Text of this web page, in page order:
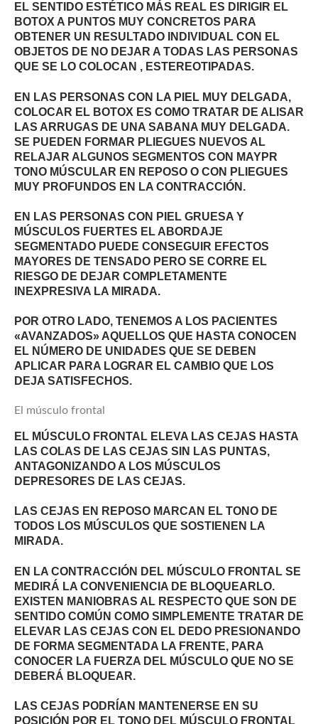
EL SENTIDO ESTÉTICO MÁS REAL ES DIRIGIR EL
BOTOX A PUNTOS MUY CONCRETOS PARA
OBTENER UN RESULTADO INDIVIDUAL CON EL
OBJETOS DE NO DEJAR A TODAS LAS PERSONAS
QUE SE LO COLOCAN , ESTEREOTIPADAS.
EN LAS PERSONAS CON LA PIEL MUY DELGADA,
COLOCAR EL BOTOX ES COMO TRATAR DE ALISAR
LAS ARRUGAS DE UNA SABANA MUY DELGADA.
SE PUEDEN FORMAR PLIEGUES NUEVOS AL
RELAJAR ALGUNOS SEGMENTOS CON MAYPR
TONO MÚSCULAR EN REPOSO O CON PLIEGUES
MUY PROFUNDOS EN LA CONTRACCIÓN.
EN LAS PERSONAS CON PIEL GRUESA Y
MÚSCULOS FUERTES EL ABORDAJE
SEGMENTADO PUEDE CONSEGUIR EFECTOS
MAYORES DE TENSADO PERO SE CORRE EL
RIESGO DE DEJAR COMPLETAMENTE
INEXPRESIVA LA MIRADA.
POR OTRO LADO, TENEMOS A LOS PACIENTES
«AVANZADOS» AQUELLOS QUE HASTA CONOCEN
EL NÚMERO DE UNIDADES QUE SE DEBEN
APLICAR PARA LOGRAR EL CAMBIO QUE LOS
DEJA SATISFECHOS.
El músculo frontal
EL MÚSCULO FRONTAL ELEVA LAS CEJAS HASTA
LAS COLAS DE LAS CEJAS SIN LAS PUNTAS,
ANTAGONIZANDO A LOS MÚSCULOS
DEPRESORES DE LAS CEJAS.
LAS CEJAS EN REPOSO MARCAN EL TONO DE
TODOS LOS MÚSCULOS QUE SOSTIENEN LA
MIRADA.
EN LA CONTRACCIÓN DEL MÚSCULO FRONTAL SE
MEDIRÁ LA CONVENIENCIA DE BLOQUEARLO.
EXISTEN MANIOBRAS AL RESPECTO QUE SON DE
SENTIDO COMÚN COMO SIMPLEMENTE TRATAR DE
ELEVAR LAS CEJAS CON EL DEDO PRESIONANDO
DE FORMA SEGMENTADA LA FRENTE, PARA
CONOCER LA FUERZA DEL MÚSCULO QUE NO SE
DEBERÁ BLOQUEAR.
LAS CEJAS PODRÍAN MANTENERSE EN SU
POSICIÓN POR EL TONO DEL MÚSCULO FRONTAL